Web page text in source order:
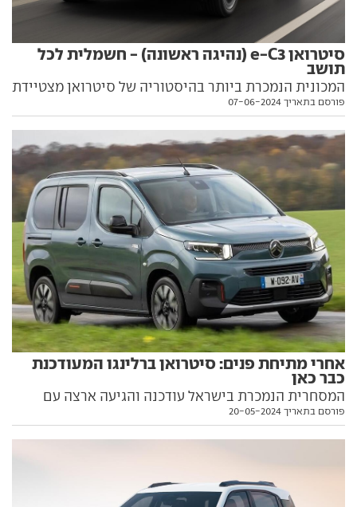
סיטרואן e-C3 (נהיגה ראשונה) - חשמלית לכל
תושב
המכונית הנמכרת ביותר בהיסטוריה של סיטרואן מצטיידת
בסוללה, ויוצאת לקרב חייה מול חשמליות זולות מסין
פורסם בתאריך 07-06-2024
אחרי מתיחת פנים: סיטרואן ברלינגו המעודכנת
כבר כאן
המסחרית הנמכרת בישראל עודכנה והגיעה ארצה עם
מראה מחודש ותוספת אבזור. גרסת הדיזל מציעה את
פורסם בתאריך 20-05-2024